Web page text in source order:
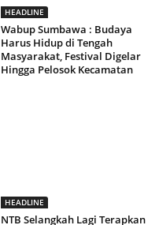
HEADLINE
Wabup Sumbawa : Budaya
Harus Hidup di Tengah
Masyarakat, Festival Digelar
Hingga Pelosok Kecamatan
HEADLINE
NTB Selangkah Lagi Terapkan